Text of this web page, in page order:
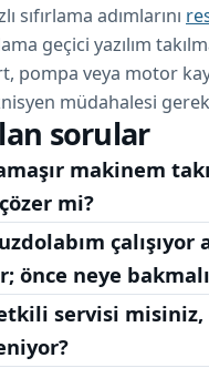
sıfırlama adımlarını
geçici yazılım
pompa veya motor
müdahalesi
sorular
makinem
mi?
çalışıyor
önce neye
servisi misiniz,